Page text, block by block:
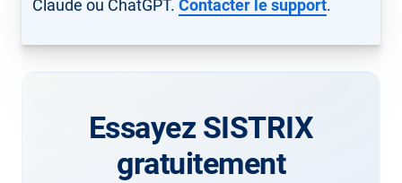
Claude ou ChatGPT. Contacter le support.
Essayez SISTRIX
gratuitement